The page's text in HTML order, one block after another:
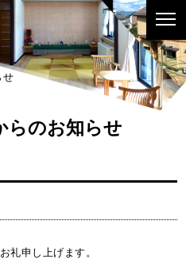
せ
礼申し上げます。